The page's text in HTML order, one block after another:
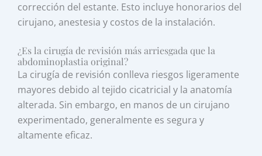
corrección del estante. Esto incluye honorarios del
cirujano, anestesia y costos de la instalación.
¿Es la cirugía de revisión más arriesgada que la
abdominoplastia original?
La cirugía de revisión conlleva riesgos ligeramente
mayores debido al tejido cicatricial y la anatomía
alterada. Sin embargo, en manos de un cirujano
experimentado, generalmente es segura y
altamente eficaz.